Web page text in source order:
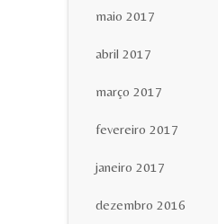
maio 2017
abril 2017
março 2017
fevereiro 2017
janeiro 2017
dezembro 2016